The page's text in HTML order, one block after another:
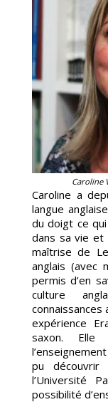
Caroline
Caroline a
langue
du doigt ce
dans sa vie et
maîtrise de
anglais (avec
permis d’en
culture
expérience
saxon. Elle
pu
l’Université
possibilité